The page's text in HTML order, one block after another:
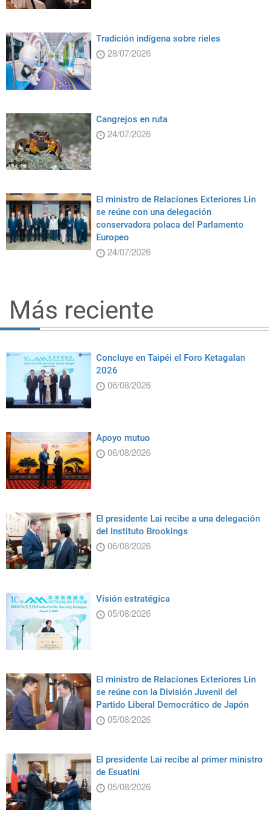
Tradición indígena sobre rieles
28/07/2026
Cangrejos en ruta
24/07/2026
El ministro de Relaciones Exteriores Lin
se reúne con una delegación
conservadora polaca del Parlamento
Europeo
24/07/2026
Más reciente
Concluye en Taipéi el Foro Ketagalan
2026
06/08/2026
Apoyo mutuo
06/08/2026
El presidente Lai recibe a una delegación
del Instituto Brookings
06/08/2026
Visión estratégica
05/08/2026
El ministro de Relaciones Exteriores Lin
se reúne con la División Juvenil del
Partido Liberal Democrático de Japón
05/08/2026
El presidente Lai recibe al primer ministro
de Esuatini
05/08/2026